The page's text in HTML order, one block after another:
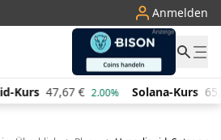
Anmelden
Solana-Kurs 65,53 € 3.20% TRON-